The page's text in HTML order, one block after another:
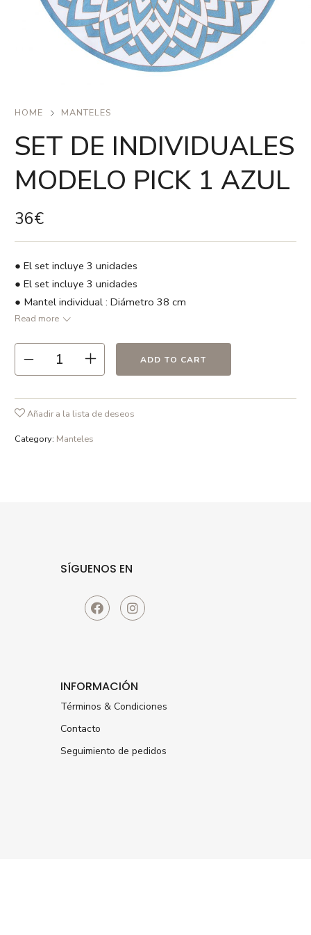
HOME MANTELES
SET DE INDIVIDUALES
MODELO PICK 1 AZUL
36€
● El set incluye 3 unidades
● El set incluye 3 unidades
● Mantel individual : Diámetro 38 cm
● Azul hielo/ Beige dorado
● Permite lavado a máquina a 40º C. No requiere planchado
Read more
ADD TO CART
Añadir a la lista de deseos
Category: Manteles
SÍGUENOS EN
INFORMACIÓN
Términos & Condiciones
Contacto
Seguimiento de pedidos